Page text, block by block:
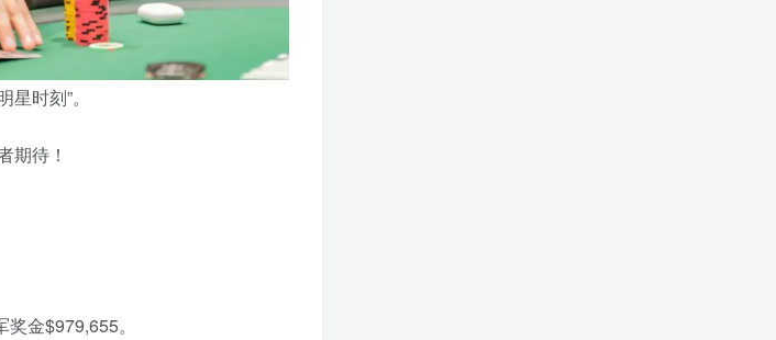
时刻”。
期待！
金$979,655。